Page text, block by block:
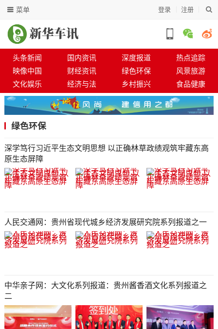
登录 注册
菜单
头条新闻 国内资讯 深度报道
热点追踪
映像中国
财经资讯 绿色环保
风景旅游
文化娱乐
经济与法 乡村振兴 食品健康
绿色环保
深学笃行习近平生态文明思想 以正确林草政绩观筑牢藏东高
原生态屏障
人民交通网：贵州省现代城乡经济发展研究院系列报道之一
中华亲子网：大文化系列报道：贵州酱香酒文化系列报道之
二